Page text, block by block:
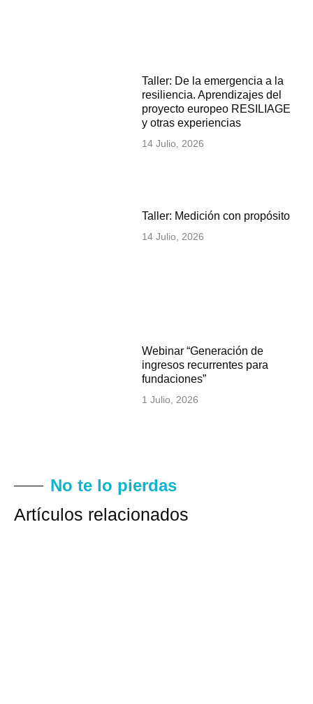
Taller: De la emergencia a la
resiliencia. Aprendizajes del
proyecto europeo RESILIAGE
y otras experiencias
14 Julio, 2026
Taller: Medición con propósito
14 Julio, 2026
Webinar “Generación de
ingresos recurrentes para
fundaciones”
1 Julio, 2026
No te lo pierdas
Artículos relacionados